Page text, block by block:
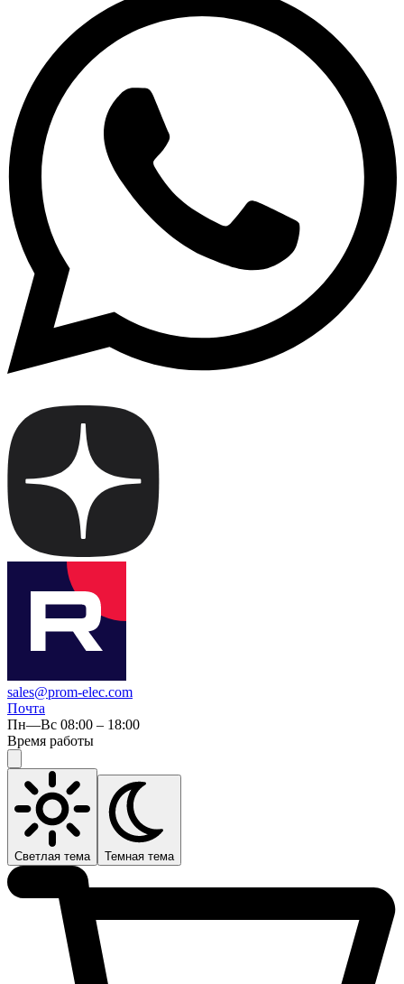
sales@prom-elec.com
Почта
Пн—Вс 08:00 – 18:00
Время работы
Светлая тема Темная тема